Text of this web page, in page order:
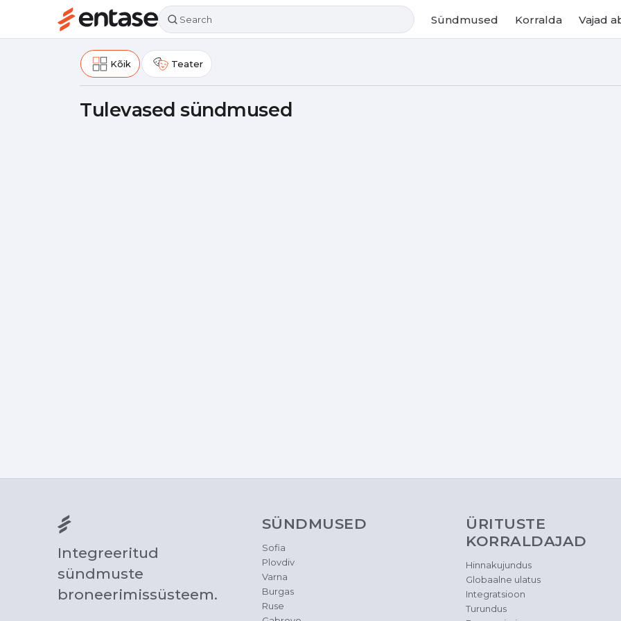
Sündmused Korralda Vajad
превърнал се е в една от духовните емблеми на града и заема достойно място в
многообразието от жанрове и автори в репертоара си, предлага
Kõik Teater
Tulevased sündmused
Integreeritud
sündmuste
broneerimissüsteem.
SÜNDMUSED
Sofia
Plovdiv
Varna
Burgas
Ruse
ÜRITUSTE
KORRALDAJAD
Hinnakujundus
Globaalne ulatus
Integratsioon
Turundus